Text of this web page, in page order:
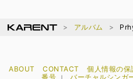
アルバム
ABOUT CONTACT 個人情報の保
番号
｜ バーチャルシンガ